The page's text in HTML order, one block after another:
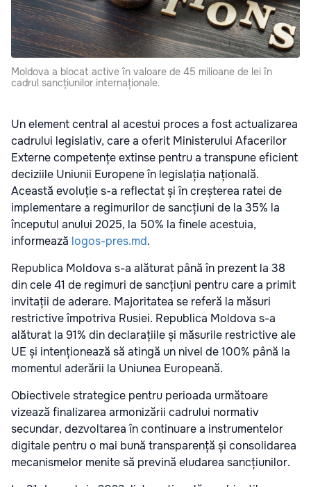
Moldova a blocat active în valoare de 45 milioane de lei în
cadrul sancțiunilor internaționale.
Un element central al acestui proces a fost actualizarea
cadrului legislativ, care a oferit Ministerului Afacerilor
Externe competențe extinse pentru a transpune eficient
deciziile Uniunii Europene în legislația națională.
Această evoluție s-a reflectat și în creșterea ratei de
implementare a regimurilor de sancțiuni de la 35% la
începutul anului 2025, la 50% la finele acestuia,
informează logos-pres.md.
Republica Moldova s-a alăturat până în prezent la 38
din cele 41 de regimuri de sancțiuni pentru care a primit
invitații de aderare. Majoritatea se referă la măsuri
restrictive împotriva Rusiei. Republica Moldova s-a
alăturat la 91% din declarațiile și măsurile restrictive ale
UE și intenționează să atingă un nivel de 100% până la
momentul aderării la Uniunea Europeană.
Obiectivele strategice pentru perioada următoare
vizează finalizarea armonizării cadrului normativ
secundar, dezvoltarea în continuare a instrumentelor
digitale pentru o mai bună transparență și consolidarea
mecanismelor menite să prevină eludarea sancțiunilor.